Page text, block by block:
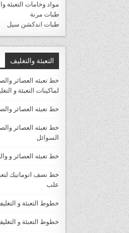
مواد وخامات التعبئة
طبات مرنة
طبات اندكشن سيل
التعبئة والتغليف
خط تعبئه العصائر
لماكينات التعبئة و
خط تعبئه العصائر
خط تعبئه العصائر
السوائل
خط تعبئه العصائر و
خط نصف اتوماتيك
علب
خطوط التعبئة و
خطوط التعبئة و